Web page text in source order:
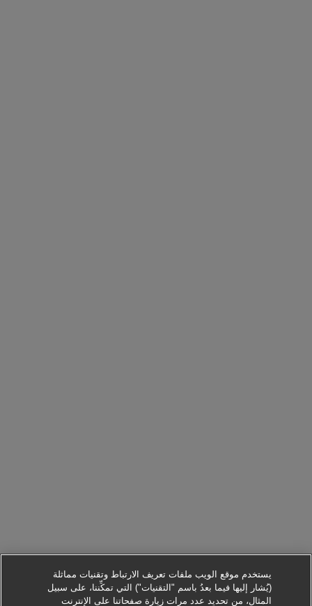
يستخدم موقع الويب ملفات تعريف الارتباط وتقنيات مماثلة
(يُشار إليها فيما بعدُ باسم "التقنيات") التي تمكِّننا، على سبيل
المثال، من تحديد عدد مرات زيارة صفحاتنا على الإنترنت